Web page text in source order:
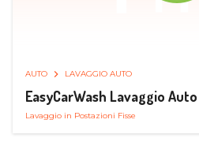
AUTO LAVAGGIO AUTO
EasyCarWash Lavaggio Auto
Lavaggio in Postazioni Fisse